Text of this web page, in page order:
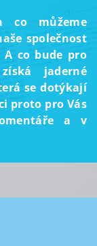
co můžeme
společnost
A co bude pro
jaderné
se dotýkají
proto pro Vás
a v